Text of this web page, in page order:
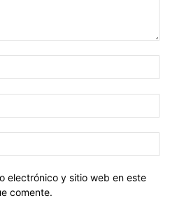
electrónico y sitio web en este
comente.